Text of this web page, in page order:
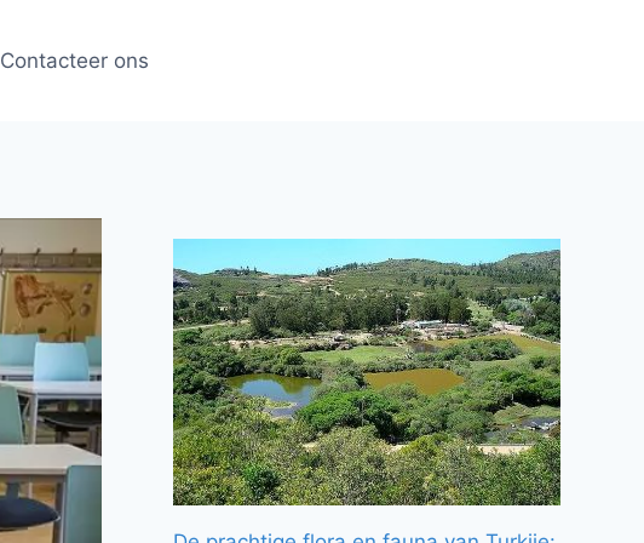
Contacteer ons